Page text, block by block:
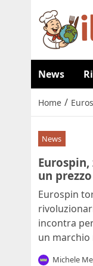
News
Home /
News
un
Eurospin
incontra
un
Michele